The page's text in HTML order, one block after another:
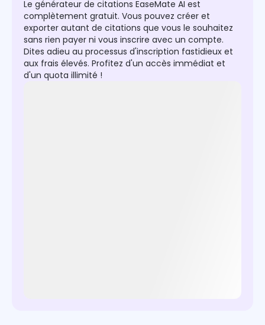
Le générateur de citations EaseMate AI est
complètement gratuit. Vous pouvez créer et
exporter autant de citations que vous le souhaitez
sans rien payer ni vous inscrire avec un compte.
Dites adieu au processus d'inscription fastidieux et
aux frais élevés. Profitez d'un accès immédiat et
d'un quota illimité !